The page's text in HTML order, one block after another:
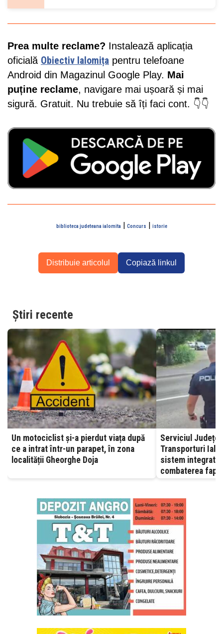
Prea multe reclame? Instalează aplicația
oficială Obiectiv Ialomița pentru telefoane
Android din Magazinul Google Play. Mai
puține reclame, navigare mai ușoară și mai
sigură. Gratuit. Nu trebuie să îți faci cont. 👇👇
biblioteca judeteana ialomita| Concurs | istorie
Distribuie articolul Copiază linkul
Știri recente
Un motociclist și-a pierdut viața după
ce a intrat într-un parapet, în zona
localității Gheorghe Doja
Serviciul
Transporturi Ialomița –
sistem integrat,
combaterea